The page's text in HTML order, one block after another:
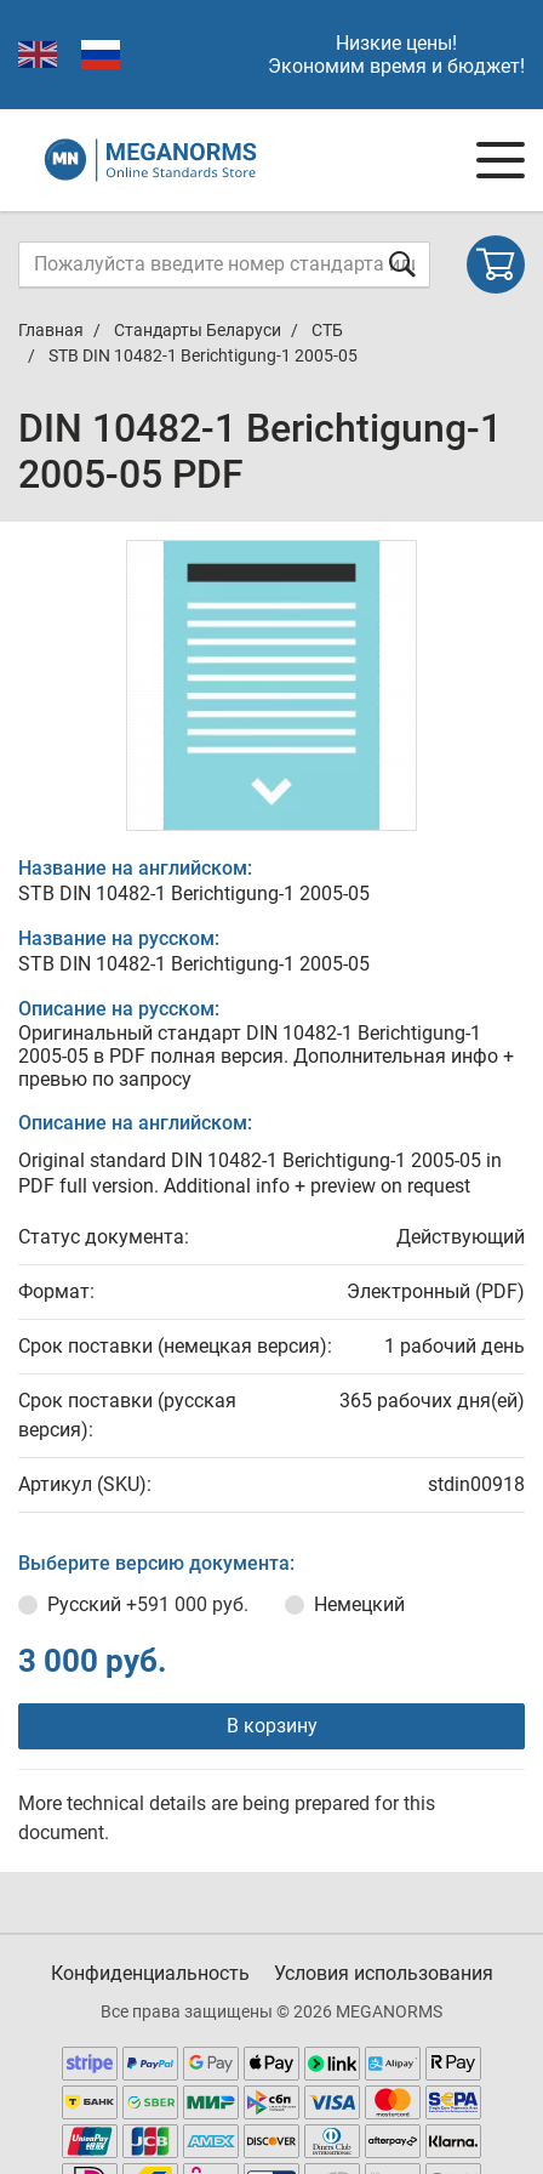
Низкие цены!
Экономим время и бюджет!
Главная Стандарты Беларуси
СТБ
STB DIN 10482-1 Berichtigung-1 2005-05
DIN 10482-1 Berichtigung-1
2005-05 PDF
Название на английском:
STB DIN 10482-1 Berichtigung-1 2005-05
Название на русском:
STB DIN 10482-1 Berichtigung-1 2005-05
Описание на русском:
Оригинальный стандарт DIN 10482-1 Berichtigung-1
2005-05 в PDF полная версия. Дополнительная инфо +
превью по запросу
Описание на английском:
Original standard DIN 10482-1 Berichtigung-1 2005-05 in
PDF full version. Additional info + preview on request
Статус документа: Действующий
Формат: Электронный (PDF)
Срок поставки (немецкая версия): 1 рабочий день
Срок поставки (русская
версия):
365 рабочих дня(ей)
Артикул (SKU): stdin00918
Выберите версию документа:
Русский +591 000 руб. Немецкий
3 000 руб.
В корзину
More technical details are being prepared for this
document.
Конфиденциальность Условия использования
Все права защищены © 2026 MEGANORMS